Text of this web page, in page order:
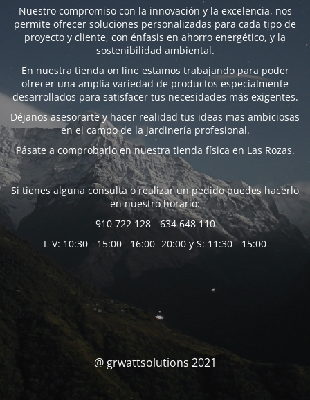
Nuestro compromiso con la innovación y la excelencia, nos
permite ofrecer soluciones personalizadas para cada tipo de
proyecto y cliente, con énfasis en ahorro energético, y la
sostenibilidad ambiental.
En nuestra tienda on line estamos trabajando para poder
ofrecer una amplia variedad de productos especialmente
desarrollados para satisfacer tus necesidades más exigentes.
Déjanos asesorarte y hacer realidad tus ideas mas ambiciosas
en el campo de la jardinería profesional.
Pásate a comprobarlo en nuestra tienda física en Las Rozas.
Si tienes alguna consulta o realizar un pedido puedes hacerlo
en nuestro horario:
910 722 128 - 634 648 110
L-V: 10:30 - 15:00 16:00- 20:00 y S: 11:30 - 15:00
@ grwattsolutions 2021